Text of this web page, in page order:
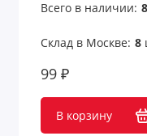
Всего в наличии: 8
Склад в Москве: 8
99 ₽
В корзину